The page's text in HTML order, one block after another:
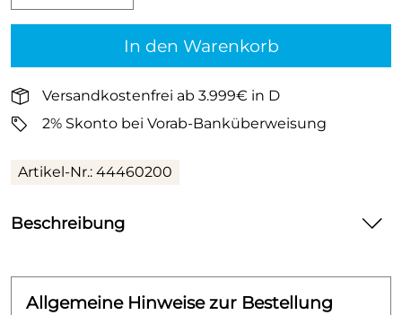
In den Warenkorb
Versandkostenfrei ab 3.999€ in D
2% Skonto bei Vorab-Banküberweisung
Artikel-Nr.: 44460200
Beschreibung
Allgemeine Hinweise zur Bestellung